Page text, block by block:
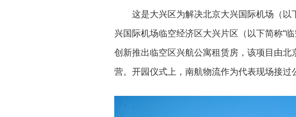
这是大兴区为解决北京大兴国际机场（以
兴国际机场临空经济区大兴片区（以下简称“
创新推出临空区兴航公寓租赁房，该项目由
营。开园仪式上，南航物流作为代表现场接过